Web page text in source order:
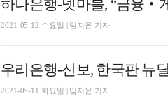
하나은행-넷마블, “금융‧
2021-05-12 수요일 | 임지윤 기자
우리은행-신보, 한국판 뉴
2021-05-11 화요일 | 임지윤 기자